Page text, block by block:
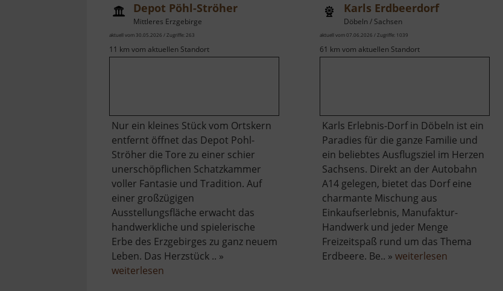
Depot Pöhl-Ströher
Mittleres Erzgebirge
aktuell vom 30.05.2026 / Zugriffe: 263
11 km vom aktuellen Standort
Nur ein kleines Stück vom Ortskern
entfernt öffnet das Depot Pohl-
Ströher die Tore zu einer schier
unerschöpflichen Schatzkammer
voller Fantasie und Tradition. Auf
einer großzügigen
Ausstellungsfläche erwacht das
handwerkliche und spielerische
Erbe des Erzgebirges zu ganz neuem
Leben. Das Herzstück .. »
weiterlesen
Karls Erdbeerdorf
Döbeln / Sachsen
aktuell vom 07.06.2026 / Zugriffe: 1039
61 km vom aktuellen Standort
Karls Erlebnis-Dorf in Döbeln ist ein
Paradies für die ganze Familie und
ein beliebtes Ausflugsziel im Herzen
Sachsens. Direkt an der Autobahn
A14 gelegen, bietet das Dorf eine
charmante Mischung aus
Einkaufserlebnis, Manufaktur-
Handwerk und jeder Menge
Freizeitspaß rund um das Thema
Erdbeere. Be.. »weiterlesen